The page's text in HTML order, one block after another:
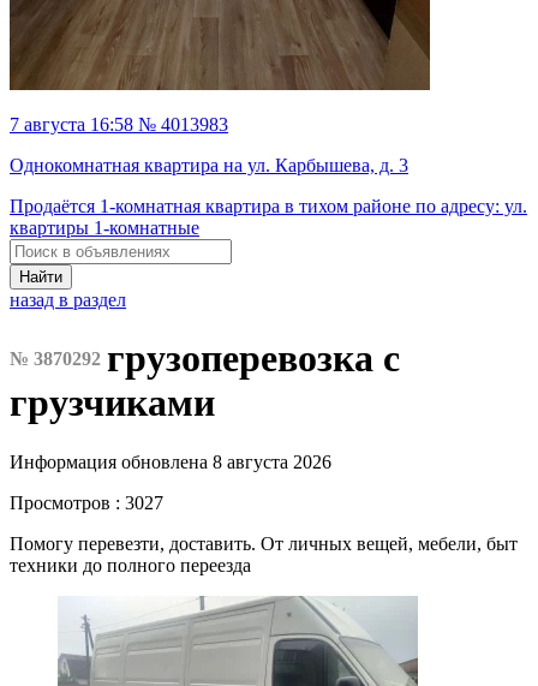
7 августа 16:58 № 4013983
Однокомнатная квартира на ул. Карбышева, д. 3
Продаётся 1-комнатная квартира в тихом районе по адресу: ул.
квартиры 1-комнатные
Найти
назад в раздел
№ 3870292 грузоперевозка с
грузчиками
Информация обновлена 8 августа 2026
Просмотров : 3027
Помогу перевезти, доставить. От личных вещей, мебели, быт
техники до полного переезда